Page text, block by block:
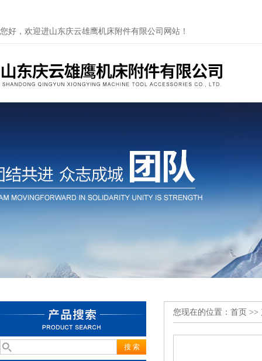
您好，欢迎进山东庆云雄鹰机床附件有限公司网站！
您现在的位置： 首页 >>